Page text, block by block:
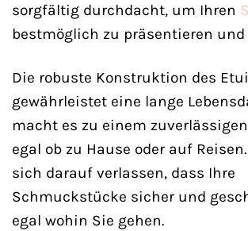
sorgfältig durchdacht, um Ihren
bestmöglich zu präsentieren
Die robuste Konstruktion des
gewährleistet eine lange
macht es zu einem
egal ob zu Hause oder auf
sich darauf verlassen, dass Ihre
Schmuckstücke sicher und
egal wohin Sie gehen.